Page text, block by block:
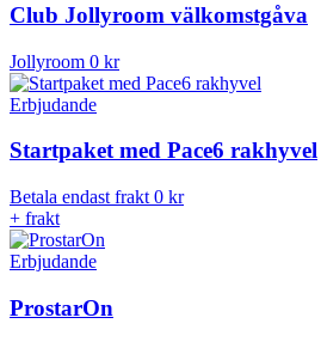
Club Jollyroom välkomstgåva
Jollyroom 0 kr
Erbjudande
Startpaket med Pace6 rakhyvel
Betala endast frakt 0 kr
+ frakt
Erbjudande
ProstarOn